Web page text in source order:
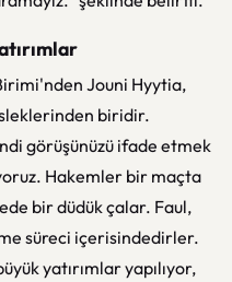
Jouni Hyytia,
biridir.
görüşünüzü ifade etmek
Hakemler bir maçta
bir düdük çalar. Faul,
süreci içerisindedirler.
yatırımlar yapılıyor,